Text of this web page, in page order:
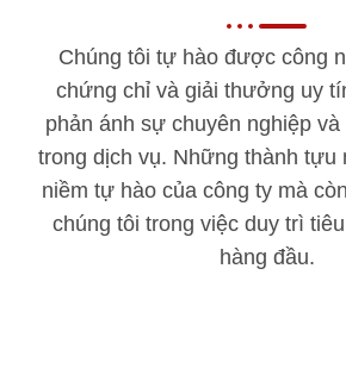
Chúng tôi tự hào được công
chứng chỉ và giải thưởng uy
phản ánh sự chuyên nghiệp
trong dịch vụ. Những thành tựu
niềm tự hào của công ty mà
chúng tôi trong việc duy trì
hàng đầu.